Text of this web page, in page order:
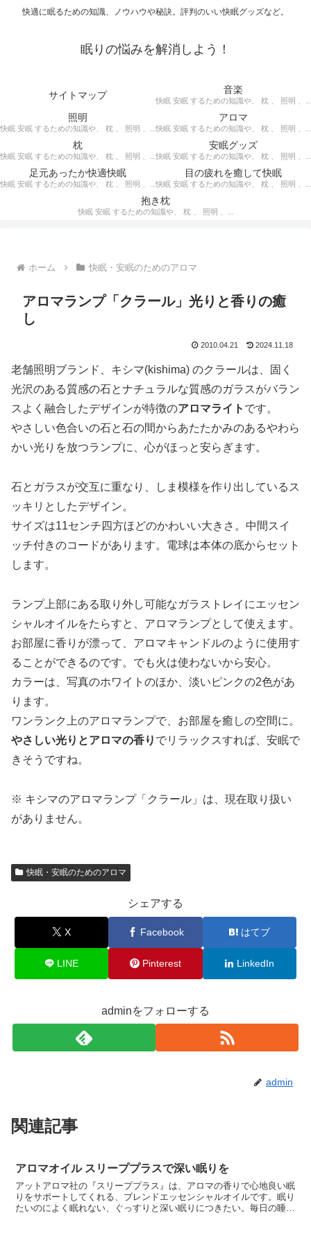
快適に眠るための知識、ノウハウや秘訣。評判のいい快眠グッズなど。
眠りの悩みを解消しよう！
サイトマップ 音楽
快眠 安眠 するための知識や、 枕 、 照明 、 アロマ など、おすすめの グッズ を紹介。 快眠 安眠 のための 音楽 CD の紹介です。 ヒーリングCD リラクゼーションCD インストゥルメンタルCD オルゴールCD ヘミシンクCD α波音楽 など。
照明
快眠 安眠 するための知識や、 枕 、 照明 、 アロマ など、おすすめの グッズ などを紹介。 快眠 安眠 のための 照明 フロアライト テーブルライト デスクライト スタンドライト など。
アロマ
快眠 安眠 するための知識や、 枕 、 照明 、 アロマ など、おすすめの グッズ などを紹介。 エッセンシャルオイル をはじめ、 アロマオイル を利用した アロマランプ 、 アロマディフューザー 、 アロマスプレー などの紹介です。
枕
快眠 安眠 するための知識や、 枕 、 照明 、 アロマ など、おすすめの グッズ などを紹介。 ぐっすり眠るために重要な枕選びのポイントや商品の紹介、 テンピュール 、 マニフレックス など。
安眠グッズ
快眠 安眠 するための知識や、 枕 、 照明 、 アロマ など、おすすめの グッズ などを紹介。 いろいろな 快眠 安眠 グッズ の紹介、足枕、うたた寝枕、目覚まし時計、入浴剤 など。
足元あったか快適快眠
快眠 安眠 するための知識や、 枕 、 照明 、 アロマ など、おすすめの グッズ などを紹介。 足元あったかで快適に眠るための 湯たんぽ あったか靴下 レッグウォーマー などの紹介です。
目の疲れを癒して快眠
快眠 安眠 するための知識や、 枕 、 照明 、 アロマ など、おすすめの グッズ などを紹介。 目の疲れを癒やす、 快眠、安眠 のための アイマスク アイピロー について。
抱き枕
快眠 安眠 するための知識や、 枕 、 照明 、 アロマ など、おすすめの グッズ などを紹介。 安心感を得る、リラックスして眠れるための 抱き枕 の紹介です。 妊婦さんや赤ちゃん、腰痛がある人におすすめ。
ホーム 快眠・安眠のためのアロマ
アロマランプ「クラール」光りと香りの癒
し
2010.04.21 2024.11.18
老舗照明ブランド、キシマ(kishima) のクラールは、固く
光沢のある質感の石とナチュラルな質感のガラスがバラン
スよく融合したデザインが特徴のアロマライト です。
やさしい色合いの石と石の間からあたたかみのあるやわら
かい光りを放つランプに、心がほっと安らぎます。
石とガラスが交互に重なり、しま模様を作り出しているス
ッキリとしたデザイン。
サイズは11センチ四方ほどのかわいい大きさ。中間スイ
ッチ付きのコードがあります。電球は本体の底からセット
します。
ランプ上部にある取り外し可能なガラストレイにエッセン
シャルオイルをたらすと、アロマランプとして使えます。
お部屋に香りが漂って、アロマキャンドルのように使用す
ることができるのです。でも火は使わないから安心。
カラーは、写真のホワイトのほか、淡いピンクの2色があ
ります。
ワンランク上のアロマランプで、お部屋を癒しの空間に。
やさしい光りとアロマの香り でリラックスすれば、安眠で
きそうですね。
※ キシマのアロマランプ「クラール」は、現在取り扱い
がありません。
快眠・安眠のためのアロマ
シェアする
X Facebook はてブ
LINE Pinterest LinkedIn
adminをフォローする
admin
関連記事
アロマオイル スリーププラスで深い眠りを
アットアロマ社の『スリーププラス』は、アロマの香りで心地良い眠
りをサポートしてくれる、ブレンドエッセンシャルオイルです。眠り
たいのによく眠れない、ぐっすりと深い眠りにつきたい。毎日の睡眠